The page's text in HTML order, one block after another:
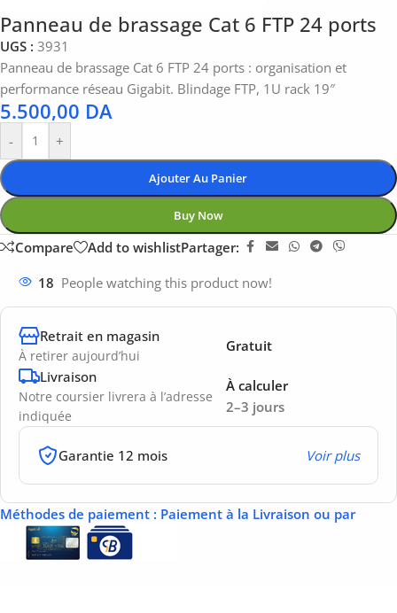
Panneau de brassage Cat 6 FTP 24 ports
UGS : 3931
Panneau de brassage Cat 6 FTP 24 ports : organisation et
performance réseau Gigabit. Blindage FTP, 1U rack 19″
5.500,00 DA
- +
Ajouter Au Panier
Buy Now
Compare Add to wishlistPartager:
18 People watching this product now!
Retrait en magasin
À retirer aujourd’hui
Gratuit
Livraison
Notre coursier livrera à l’adresse
indiquée
2–3 jours
À calculer
Garantie 12 mois Voir plus
Méthodes de paiement : Paiement à la Livraison ou par